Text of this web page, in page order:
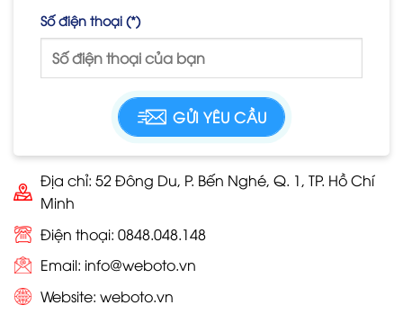
Địa chỉ: 52 Đông Du, P. Bến Nghé, Q. 1, TP. Hồ Chí
Minh
Điện thoại: 0848.048.148
Email: info@weboto.vn
Website: weboto.vn
Số điện thoại (*)